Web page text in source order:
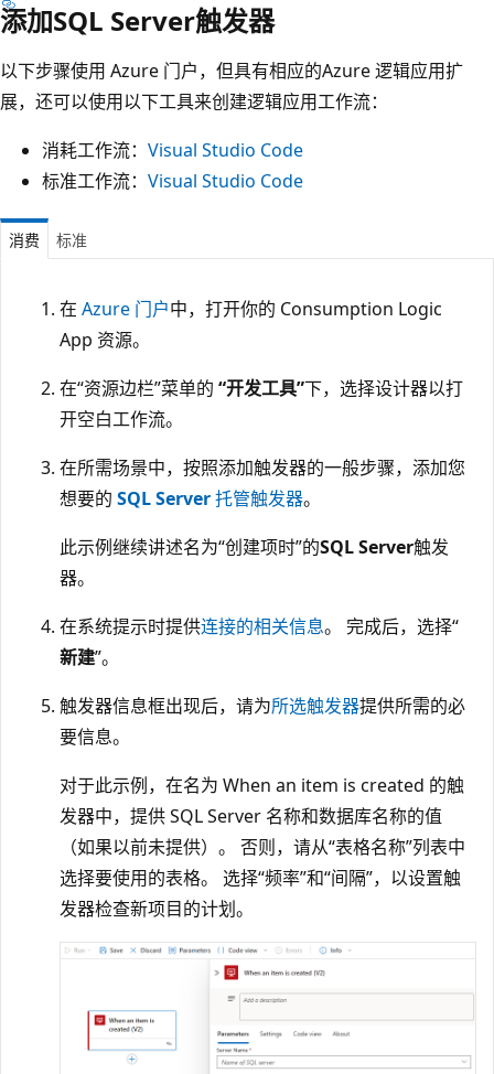
添加SQL Server触发器
以下步骤使用 Azure 门户，但具有相应的Azure 逻辑应用扩
展，还可以使用以下工具来创建逻辑应用工作流：
消耗工作流： Visual Studio Code
标准工作流： Visual Studio Code
消费 标准
在 Azure 门户中，打开你的 Consumption Logic
App 资源。
在“资源边栏”菜单的 “开发工具”下，选择设计器以打
开空白工作流。
在所需场景中，按照添加触发器的一般步骤，添加您
想要的 SQL Server托管触发器。
此示例继续讲述名为“创建项时”的SQL Server触发
器。
在系统提示时提供连接的相关信息。 完成后，选择“
新建”。
触发器信息框出现后，请为所选触发器提供所需的必
要信息。
对于此示例，在名为 When an item is created 的触
发器中，提供 SQL Server 名称和数据库名称的值
（如果以前未提供）。 否则，请从“表格名称”列表中
选择要使用的表格。 选择“频率”和“间隔”，以设置触
发器检查新项目的计划。